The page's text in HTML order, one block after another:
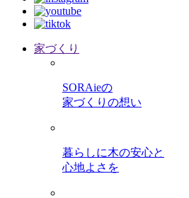
家づくり
SORAieの
家づくりの想い
暮らしに木の安心と
心地よさを